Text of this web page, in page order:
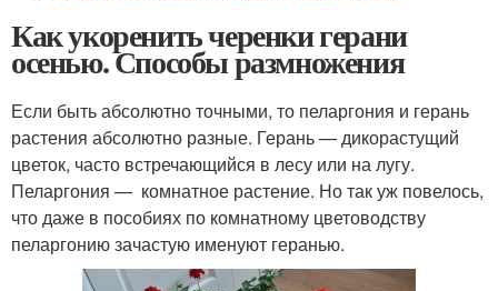
Как укоренить черенки герани
осенью. Способы размножения
Если быть абсолютно точными, то пеларгония и герань
растения абсолютно разные. Герань — дикорастущий
цветок, часто встречающийся в лесу или на лугу.
Пеларгония — комнатное растение. Но так уж повелось,
что даже в пособиях по комнатному цветоводству
пеларгонию зачастую именуют геранью.